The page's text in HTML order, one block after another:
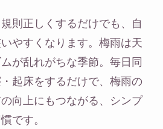
則正しくするだけでも、自
やすくなります。梅雨は天
が乱れがちな季節。毎日同
起床をするだけで、梅雨の
向上にもつながる、シンプ
です。